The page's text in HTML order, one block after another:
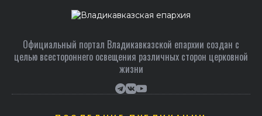
Официальный портал Владикавказской епархии создан c
целью всестороннего освещения различных сторон церковной
жизни